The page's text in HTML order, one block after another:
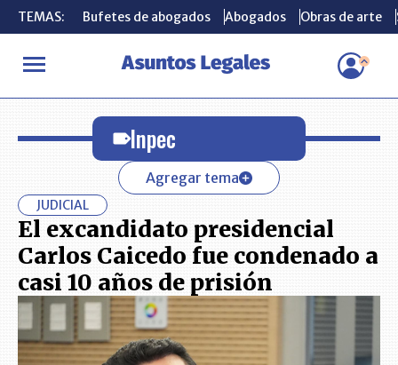
TEMAS: Bufetes de abogados Abogados Obras de arte
INICIO Inpec
TEMAS: Bufetes de abogados Abogados Obras de arte
Inpec
Agregar tema
JUDICIAL
El excandidato presidencial
Carlos Caicedo fue condenado a
casi 10 años de prisión